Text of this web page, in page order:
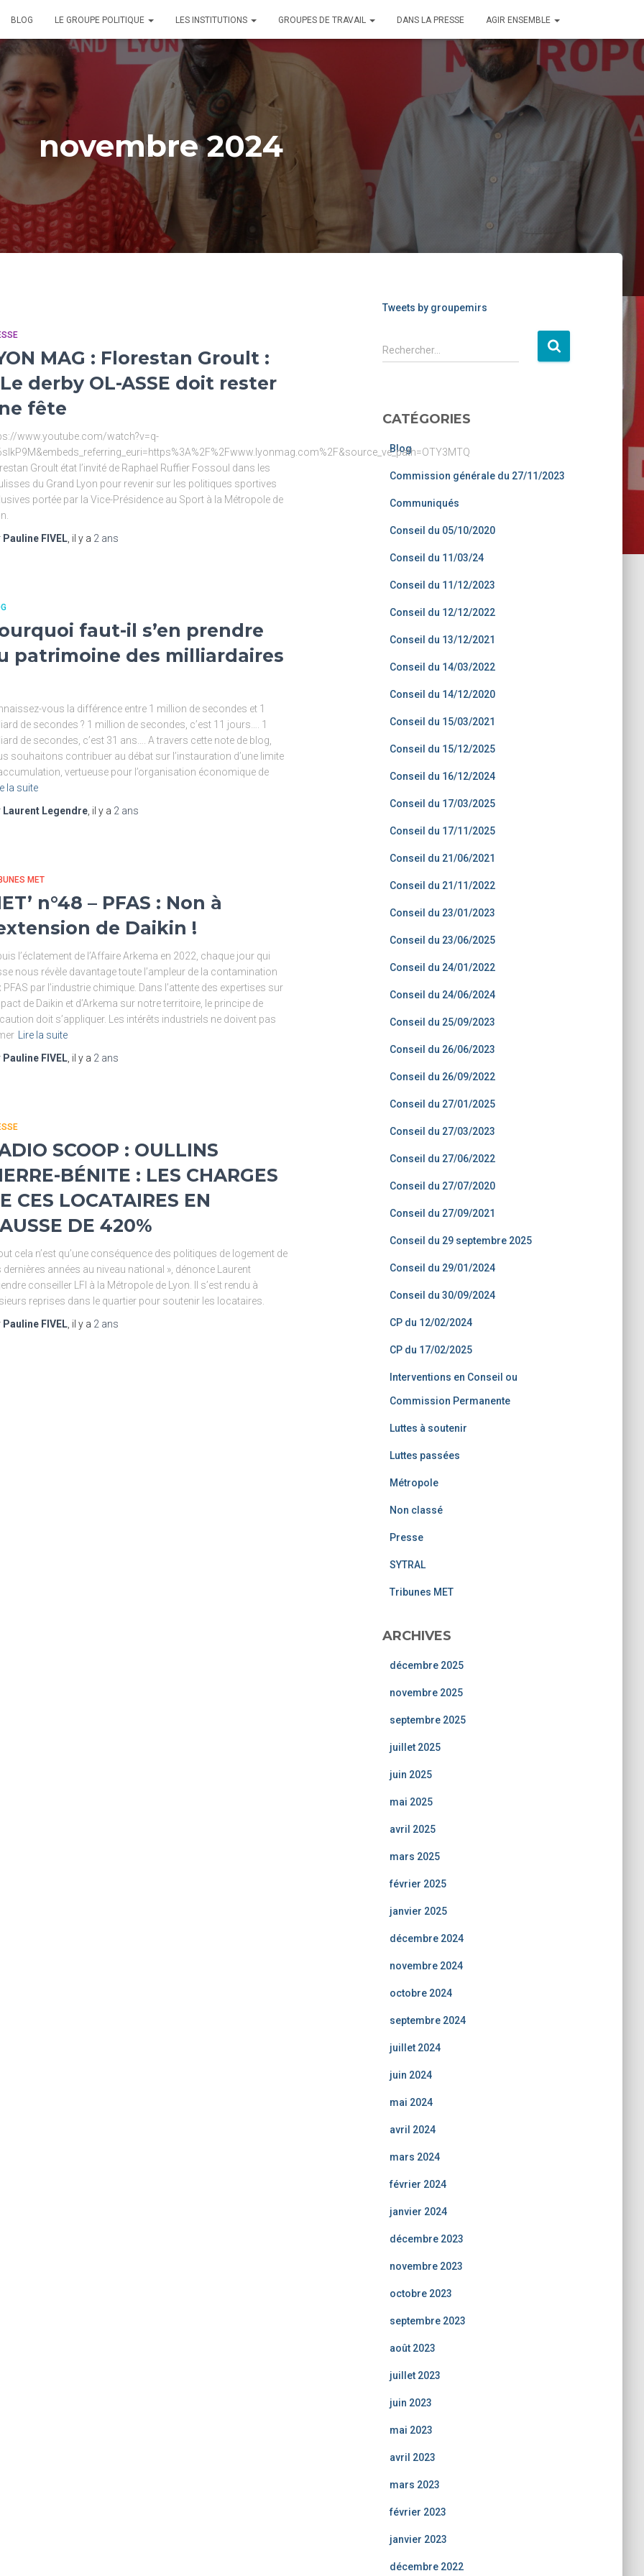
BLOG LE GROUPE POLITIQUE LES INSTITUTIONS GROUPES DE TRAVAIL DANS LA PRESSE AGIR ENSEMBLE
novembre 2024
MAG : Florestan Groult :
derby OL-ASSE doit rester
fête
www.youtube.com/watch?v=q-
Groult état l’invité de Raphael Ruffier Fossoul dans les
du Grand Lyon pour revenir sur les politiques sportives
portée par la Vice-Présidence au Sport à la Métropole de
Pauline FIVEL , il y a 2 ans
faut-il s’en prendre
patrimoine des milliardaires
vous la différence entre 1 million de secondes et 1
de secondes ? 1 million de secondes, c’est 11 jours…. 1
de secondes, c’est 31 ans…. A travers cette note de blog,
souhaitons contribuer au débat sur l’instauration d’une limite
vertueuse pour l’organisation économique de
la suite
Laurent Legendre , il y a 2 ans
MET
n°48 – PFAS : Non à
de Daikin !
l’éclatement de l’Affaire Arkema en 2022, chaque jour qui
nous révèle davantage toute l’ampleur de la contamination
PFAS par l’industrie chimique. Dans l’attente des expertises sur
de Daikin et d’Arkema sur notre territoire, le principe de
doit s’appliquer. Les intérêts industriels ne doivent pas
Lire la suite
Pauline FIVEL , il y a 2 ans
SCOOP : OULLINS
BÉNITE : LES CHARGES
CES LOCATAIRES EN
DE 420%
cela n’est qu’une conséquence des politiques de logement de
dernières années au niveau national », dénonce Laurent
conseiller LFI à la Métropole de Lyon. Il s’est rendu à
reprises dans le quartier pour soutenir les locataires.
Pauline FIVEL , il y a 2 ans
Tweets by groupemirs
Rechercher…
CATÉGORIES
Blog
Commission générale du 27/11/2023
Communiqués
Conseil du 05/10/2020
Conseil du 11/03/24
Conseil du 11/12/2023
Conseil du 12/12/2022
Conseil du 13/12/2021
Conseil du 14/03/2022
Conseil du 14/12/2020
Conseil du 15/03/2021
Conseil du 15/12/2025
Conseil du 16/12/2024
Conseil du 17/03/2025
Conseil du 17/11/2025
Conseil du 21/06/2021
Conseil du 21/11/2022
Conseil du 23/01/2023
Conseil du 23/06/2025
Conseil du 24/01/2022
Conseil du 24/06/2024
Conseil du 25/09/2023
Conseil du 26/06/2023
Conseil du 26/09/2022
Conseil du 27/01/2025
Conseil du 27/03/2023
Conseil du 27/06/2022
Conseil du 27/07/2020
Conseil du 27/09/2021
Conseil du 29 septembre 2025
Conseil du 29/01/2024
Conseil du 30/09/2024
CP du 12/02/2024
CP du 17/02/2025
Interventions en Conseil ou
Commission Permanente
Luttes à soutenir
Luttes passées
Métropole
Non classé
Presse
SYTRAL
Tribunes MET
ARCHIVES
décembre 2025
novembre 2025
septembre 2025
juillet 2025
juin 2025
mai 2025
avril 2025
mars 2025
février 2025
janvier 2025
décembre 2024
novembre 2024
octobre 2024
septembre 2024
juillet 2024
juin 2024
mai 2024
avril 2024
mars 2024
février 2024
janvier 2024
décembre 2023
novembre 2023
octobre 2023
septembre 2023
août 2023
juillet 2023
juin 2023
mai 2023
avril 2023
mars 2023
février 2023
janvier 2023
décembre 2022